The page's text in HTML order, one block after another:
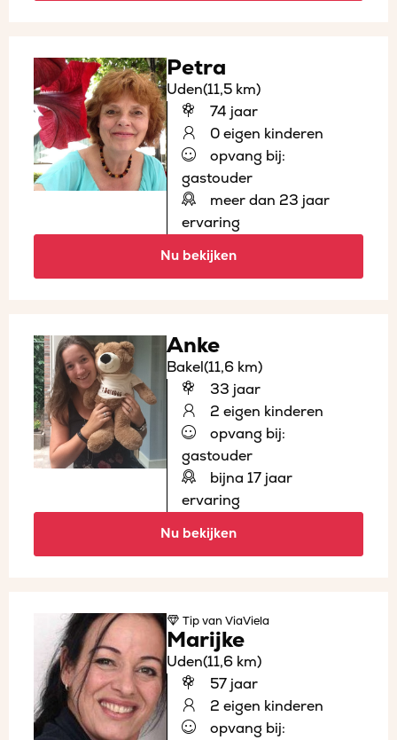
Petra
Uden(11,5 km)
74 jaar
0 eigen kinderen
opvang bij:
gastouder
meer dan 23 jaar
ervaring
Nu bekijken
Anke
Bakel(11,6 km)
33 jaar
2 eigen kinderen
opvang bij:
gastouder
bijna 17 jaar
ervaring
Nu bekijken
Tipvan ViaViela
Marijke
Uden(11,6 km)
57 jaar
2 eigen kinderen
opvang bij: